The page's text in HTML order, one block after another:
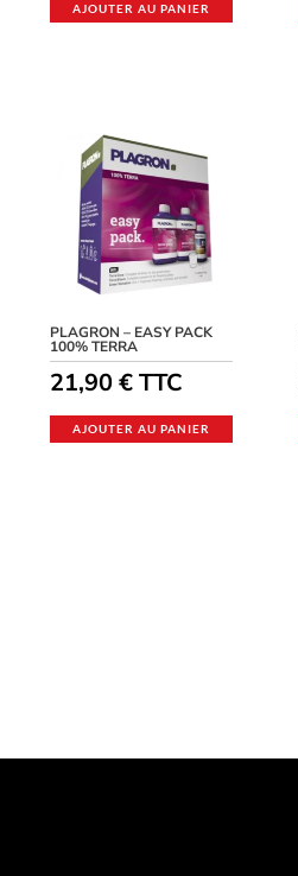
AJOUTER AU PANIER
PLAGRON – EASY PACK
100% TERRA
21,90€ TTC
AJOUTER AU PANIER